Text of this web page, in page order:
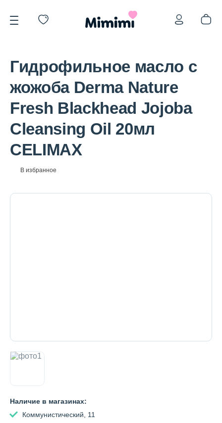
*OVERSTOCK -30%
Уход за лицом
Бытовая химия
Гидрофильное масло с
жожоба Derma Nature
Fresh Blackhead Jojoba
Cleansing Oil 20мл
CELIMAX
В избранное
Наличие в магазинах:
Коммунистический, 11